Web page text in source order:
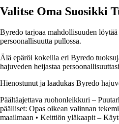
Valitse Oma Suosikki
Byredo tarjoaa mahdollisuuden
persoonallisuutta pullossa.
Älä epäröi kokeilla eri Byredo
hajuveden heijastaa
Hienostunut ja laadukas Byredo
Päältäajettava ruohonleikkuri –
päälliset: Opas oikean valinnan
maailmaan • Keittiön yläkaapit –